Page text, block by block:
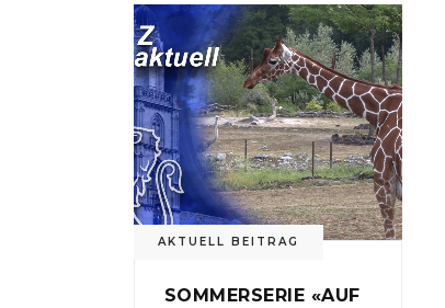
AKTUELL BEITRAG
SOMMERSERIE «AUF